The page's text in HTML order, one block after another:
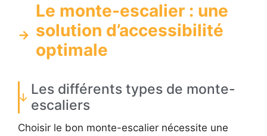
Le monte-escalier : une
solution d’accessibilité
optimale
Les différents types de monte-
escaliers
Choisir le bon monte-escalier nécessite une